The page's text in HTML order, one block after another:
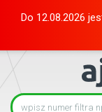
Do 12.08.2026